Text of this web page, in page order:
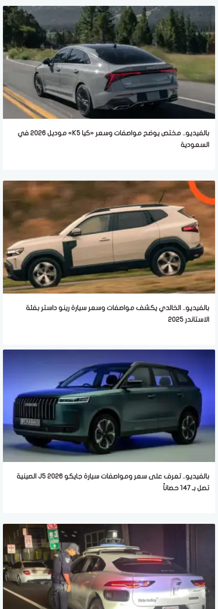
بالفيديو.. مختص يوضح مواصفات وسعر «كيا K5» موديل 2026 في
السعودية
بالفيديو.. الخالدي يكشف مواصفات وسعر سيارة رينو داستر بفئة
الاستاندر 2025
بالفيديو.. تعرف على سعر ومواصفات سيارة جايكو J5 2026 الصينية
تصل بـ 147 حصاناً